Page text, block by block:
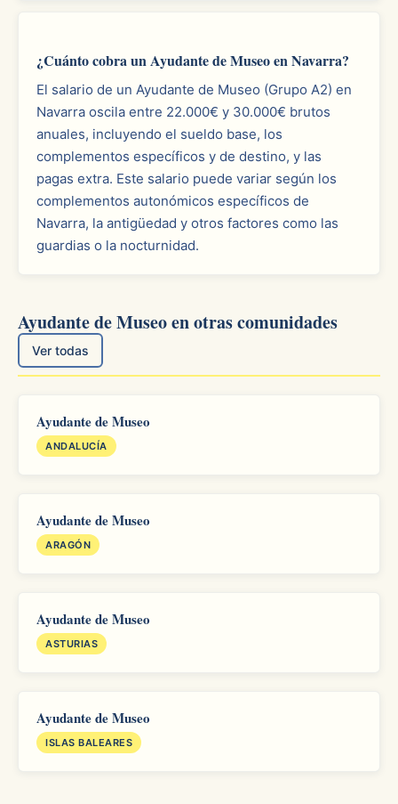
¿Cuánto cobra un Ayudante de Museo en Navarra?
El salario de un Ayudante de Museo (Grupo A2) en
Navarra oscila entre 22.000€ y 30.000€ brutos
anuales, incluyendo el sueldo base, los
complementos específicos y de destino, y las
pagas extra. Este salario puede variar según los
complementos autonómicos específicos de
Navarra, la antigüedad y otros factores como las
guardias o la nocturnidad.
Ayudante de Museo en otras comunidades
Ver todas
Ayudante de Museo
ANDALUCÍA
Ayudante de Museo
ARAGÓN
Ayudante de Museo
ASTURIAS
Ayudante de Museo
ISLAS BALEARES